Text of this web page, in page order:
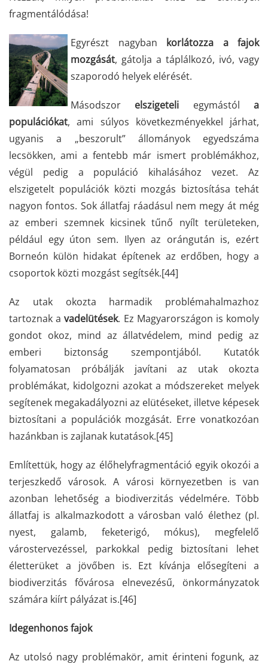
fragmentálódása!
Egyrészt nagyban korlátozza a fajok
mozgását, gátolja a táplálkozó, ivó, vagy
szaporodó helyek elérését.
Másodszor elszigeteli egymástóla
populációkat, ami súlyos következményekkel járhat,
ugyanis a „beszorult” állományok egyedszáma
lecsökken, ami a fentebb már ismert problémákhoz,
végül pedig a populáció kihalásához vezet. Az
elszigetelt populációk közti mozgás biztosítása tehát
nagyon fontos. Sok állatfaj ráadásul nem megy át még
az emberi szemnek kicsinek tűnő nyílt területeken,
például egy úton sem. Ilyen az orángután is, ezért
Borneón külön hidakat építenek az erdőben, hogy a
csoportok közti mozgást segítsék.[44]
Az utak okozta harmadik problémahalmazhoz
tartoznak avadelütések. Ez Magyarországon is komoly
gondot okoz, mind az állatvédelem, mind pedig az
emberi biztonság szempontjából. Kutatók
folyamatosan próbálják javítani az utak okozta
problémákat, kidolgozni azokat a módszereket melyek
segítenek megakadályozni az elütéseket, illetve képesek
biztosítani a populációk mozgását. Erre vonatkozóan
hazánkban is zajlanak kutatások.[45]
Említettük, hogy az élőhelyfragmentáció egyik okozói a
terjeszkedő városok. A városi környezetben is van
azonban lehetőség a biodiverzitás védelmére. Több
állatfaj is alkalmazkodott a városban való élethez (pl.
nyest, galamb, feketerigó, mókus), megfelelő
várostervezéssel, parkokkal pedig biztosítani lehet
életterüket a jövőben is. Ezt kívánja elősegíteni a
biodiverzitás fővárosa elnevezésű, önkormányzatok
számára kiírt pályázat is.[46]
Idegenhonos fajok
Az utolsó nagy problémakör, amit érinteni fogunk, az